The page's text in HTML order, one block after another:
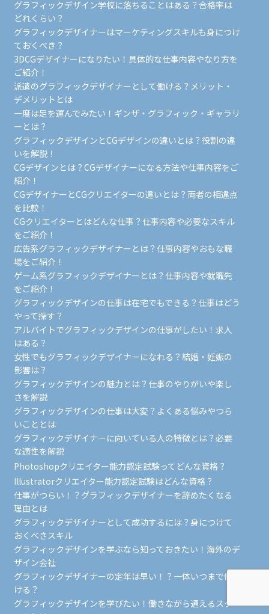
グラフィックデザイン学校に落ちることはある？合格率は
どれくらい？
グラフィックデザイナーはマーケティングスキルも身につけ
ておくべき？
3DCGデザイナーになりたい！具体的な仕事内容やなり方を
ご紹介！
派遣のグラフィックデザイナーとして働ける？メリット・
デメリットとは
一度は足を運んでみたい！ギンザ・グラフィック・ギャラリ
ーとは？
グラフィックデザインとCGデザインの違いとは？役割の違
いを解説！
CGデザインとは？CGデザイナーになる方法や仕事内容をご
紹介！
CGデザイナーとCGクリエイターの違いとは？両者の相違点
を比較！
CGクリエイターとはどんな仕事？仕事内容や必要なスキル
をご紹介！
広告系グラフィックデザイナーとは？仕事内容やおもな職
場をご紹介！
ゲーム系グラフィックデザイナーとは？仕事内容や就職先
をご紹介！
グラフィックデザインの仕事は在宅でもできる？仕事はどう
やって探す？
アルバイトでグラフィックデザインの仕事がしたい！求人
はある？
女性でもグラフィックデザイナーになれる？結婚・妊娠の
影響は？
グラフィックデザインの魅力とは？仕事のやりがいや楽し
さを解説
グラフィックデザインの仕事は大変？よくある悩みやつら
いこととは
グラフィックデザイナーに向いている人の特徴とは？必要
な適性を解説
Photoshopクリエイター能力認定試験ってどんな資格？
Illustratorクリエイター能力認定試験はどんな資格？
仕事がつらい！？グラフィックデザイナーを辞めたくなる
理由とは
グラフィックデザイナーとして成功するには？身につけて
おくべきスキル
グラフィックデザインを学ぶなら知っておきたい！海外のデ
ザイン会社
グラフィックデザイナーの定年は早い！？一体いつまで働
ける？
グラフィックデザインを学びたい！働きながら通えるスク